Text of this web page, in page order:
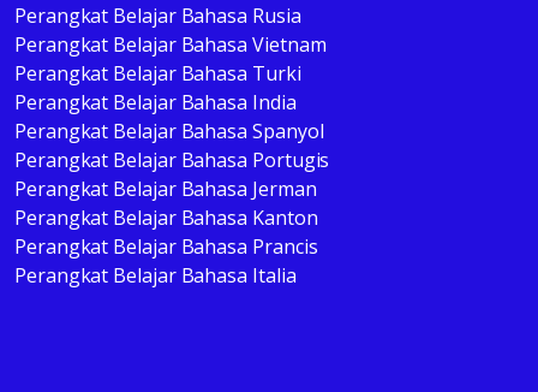
Perangkat Belajar Bahasa Rusia
Perangkat Belajar Bahasa Vietnam
Perangkat Belajar Bahasa Turki
Perangkat Belajar Bahasa India
Perangkat Belajar Bahasa Spanyol
Perangkat Belajar Bahasa Portugis
Perangkat Belajar Bahasa Jerman
Perangkat Belajar Bahasa Kanton
Perangkat Belajar Bahasa Prancis
Perangkat Belajar Bahasa Italia